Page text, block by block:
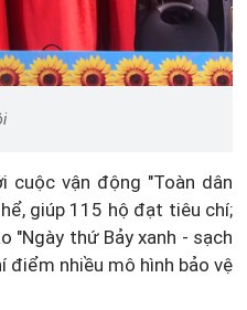
cuộc vận động "Toàn dân
giúp 115 hộ đạt tiêu chí;
"Ngày thứ Bảy xanh - sạch
điểm nhiều mô hình bảo vệ